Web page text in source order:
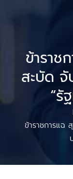
ข้าราช
สะบัด จั
“รั
ข้าราชการแฉ